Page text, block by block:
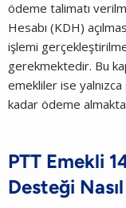
ödeme talimatı
Hesabı (KDH)
işlemi
gerekmektedir. Bu
emekliler ise yalnızca
kadar ödeme
PTT Emekli
Desteği Nasıl